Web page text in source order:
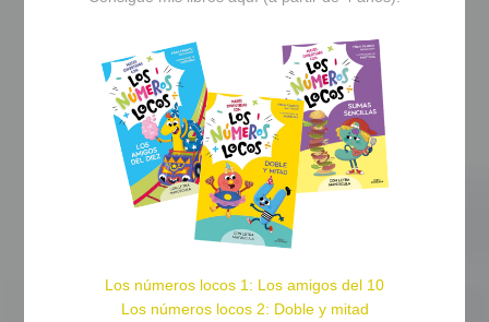
Los números locos 1: Los amigos del 10
Los números locos 2: Doble y mitad